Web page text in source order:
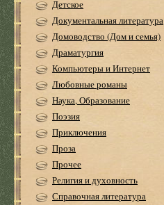
Детское
Документальная литература
Домоводство (Дом и семья)
Драматургия
Компьютеры и Интернет
Любовные романы
Наука, Образование
Поэзия
Приключения
Проза
Прочее
Религия и духовность
Справочная литература